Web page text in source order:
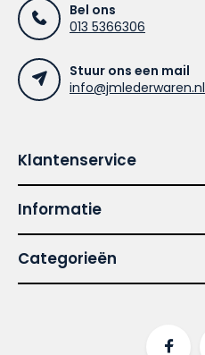
Bel ons
013 5366306
Stuur ons een mail
info@jmlederwaren.nl
Klantenservice
Informatie
Categorieën